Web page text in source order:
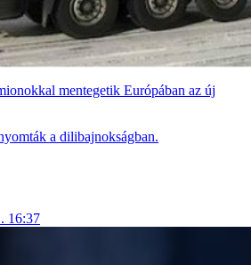
mentegetik Európában az új
a dilibajnokságban.
16:37